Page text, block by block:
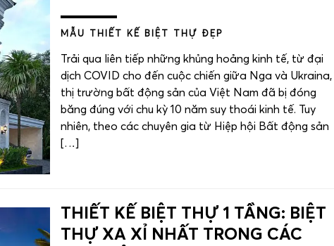
MẪU THIẾT KẾ BIỆT THỰ ĐẸP
Trải qua liên tiếp những khủng hoảng kinh tế, từ đại
dịch COVID cho đến cuộc chiến giữa Nga và Ukraina,
thị trường bất động sản của Việt Nam đã bị đóng
băng đúng với chu kỳ 10 năm suy thoái kinh tế. Tuy
nhiên, theo các chuyên gia từ Hiệp hội Bất động sản
[…]
THIẾT KẾ BIỆT THỰ 1 TẦNG: BIỆT
THỰ XA XỈ NHẤT TRONG CÁC